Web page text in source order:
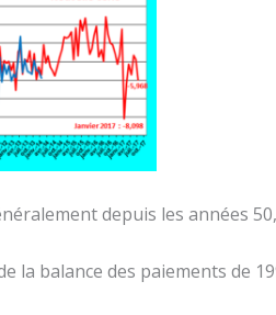
depuis les années
la balance des paiements de